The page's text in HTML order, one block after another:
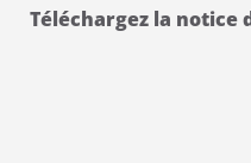
Téléchargez la notice